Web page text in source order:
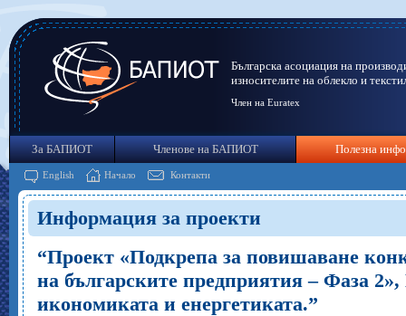
Българска асоциация на
износителите на облекло и
Член на Euratex
За БАПИОТ Членове на БАПИОТ Полезна
English Начало Контакти
Информация за проекти
“Проект «Подкрепа за повишаване
на българските предприятия – Фаза
икономиката и енергетиката.”